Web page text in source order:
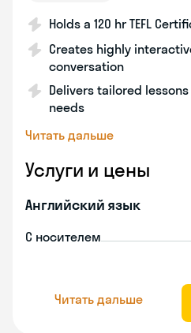
Holds a 120 hr TEFL
Creates highly
conversation
Delivers tailored
needs
Читать дальше
Услуги и цены
Английский язык
С носителем
Читать дальше